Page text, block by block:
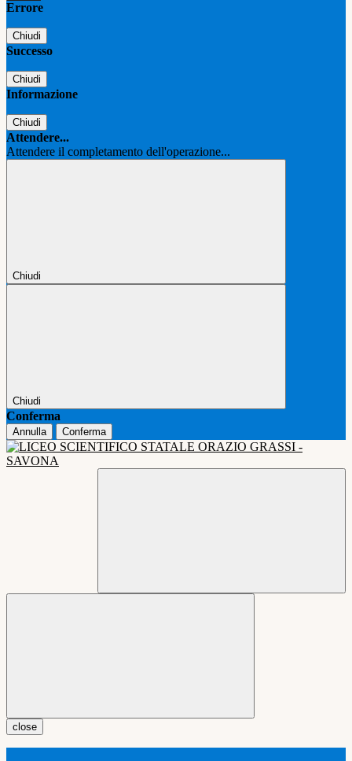
Errore
Chiudi
Successo
Chiudi
Informazione
Chiudi
Attendere...
Attendere il completamento dell'operazione...
Chiudi
Chiudi
Conferma
Annulla Conferma
close